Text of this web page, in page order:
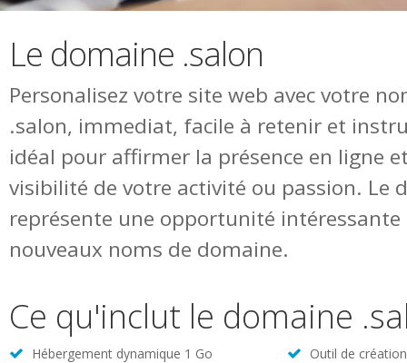
Le domaine .salon
Personalisez votre site web avec votre
.salon, immediat, facile à retenir et
idéal pour affirmer la présence en ligne
visibilité de votre activité ou passion. Le
représente une opportunité
nouveaux noms de domaine.
Ce qu'inclut le domaine
Hébergement dynamique 1 Go
Outil de